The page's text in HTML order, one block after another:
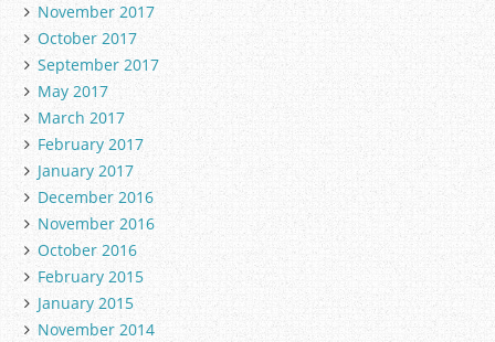
November 2017
October 2017
September 2017
May 2017
March 2017
February 2017
January 2017
December 2016
November 2016
October 2016
February 2015
January 2015
November 2014